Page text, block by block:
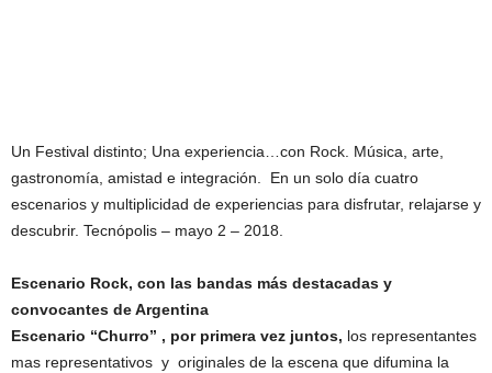
Un Festival distinto; Una experiencia…con Rock. Música, arte,
gastronomía, amistad e integración. En un solo día cuatro
escenarios y multiplicidad de experiencias para disfrutar, relajarse y
descubrir. Tecnópolis – mayo 2 – 2018.
Escenario Rock, con las bandas más destacadas y
convocantes de Argentina
Escenario “Churro” , por primera vez juntos, los representantes
mas representativos y originales de la escena que difumina la